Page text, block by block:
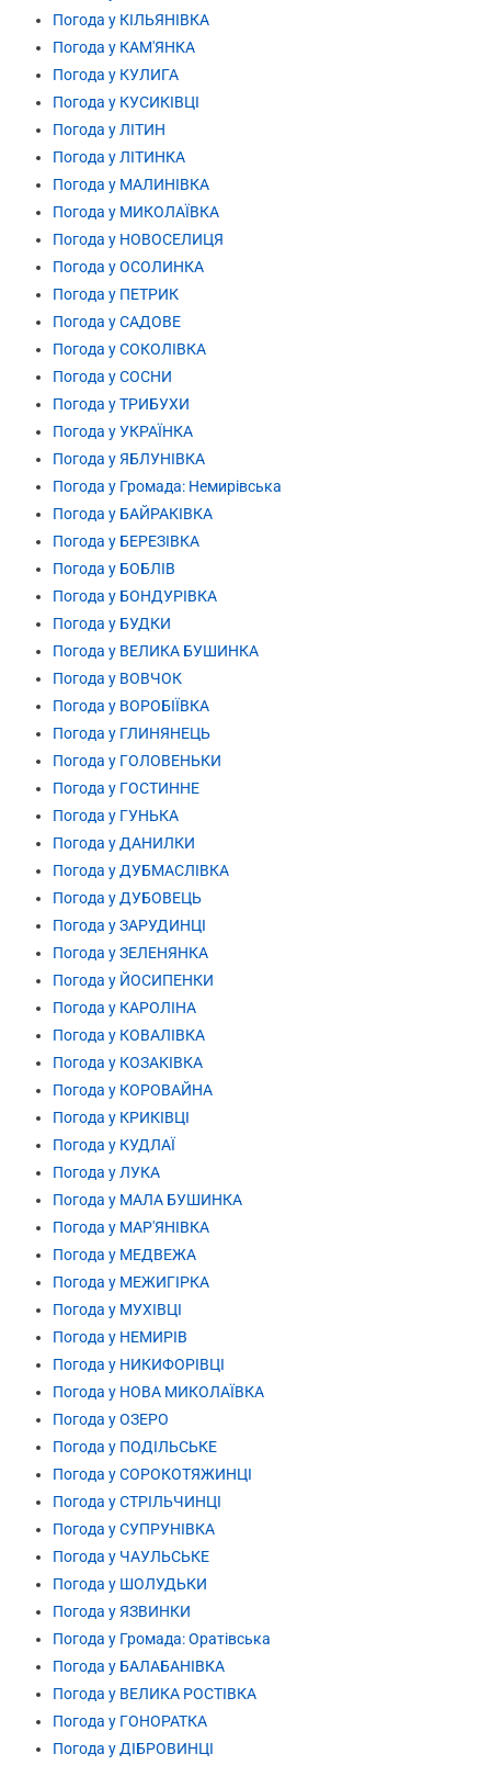
Погода у КІЛЬЯНІВКА
Погода у КАМ'ЯНКА
Погода у КУЛИГА
Погода у КУСИКІВЦІ
Погода у ЛІТИН
Погода у ЛІТИНКА
Погода у МАЛИНІВКА
Погода у МИКОЛАЇВКА
Погода у НОВОСЕЛИЦЯ
Погода у ОСОЛИНКА
Погода у ПЕТРИК
Погода у САДОВЕ
Погода у СОКОЛІВКА
Погода у СОСНИ
Погода у ТРИБУХИ
Погода у УКРАЇНКА
Погода у ЯБЛУНІВКА
Погода у Громада: Немирівська
Погода у БАЙРАКІВКА
Погода у БЕРЕЗІВКА
Погода у БОБЛІВ
Погода у БОНДУРІВКА
Погода у БУДКИ
Погода у ВЕЛИКА БУШИНКА
Погода у ВОВЧОК
Погода у ВОРОБІЇВКА
Погода у ГЛИНЯНЕЦЬ
Погода у ГОЛОВЕНЬКИ
Погода у ГОСТИННЕ
Погода у ГУНЬКА
Погода у ДАНИЛКИ
Погода у ДУБМАСЛІВКА
Погода у ДУБОВЕЦЬ
Погода у ЗАРУДИНЦІ
Погода у ЗЕЛЕНЯНКА
Погода у ЙОСИПЕНКИ
Погода у КАРОЛІНА
Погода у КОВАЛІВКА
Погода у КОЗАКІВКА
Погода у КОРОВАЙНА
Погода у КРИКІВЦІ
Погода у КУДЛАЇ
Погода у ЛУКА
Погода у МАЛА БУШИНКА
Погода у МАР'ЯНІВКА
Погода у МЕДВЕЖА
Погода у МЕЖИГІРКА
Погода у МУХІВЦІ
Погода у НЕМИРІВ
Погода у НИКИФОРІВЦІ
Погода у НОВА МИКОЛАЇВКА
Погода у ОЗЕРО
Погода у ПОДІЛЬСЬКЕ
Погода у СОРОКОТЯЖИНЦІ
Погода у СТРІЛЬЧИНЦІ
Погода у СУПРУНІВКА
Погода у ЧАУЛЬСЬКЕ
Погода у ШОЛУДЬКИ
Погода у ЯЗВИНКИ
Погода у Громада: Оратівська
Погода у БАЛАБАНІВКА
Погода у ВЕЛИКА РОСТІВКА
Погода у ГОНОРАТКА
Погода у ДІБРОВИНЦІ